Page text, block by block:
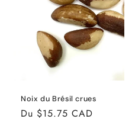
Noix du Brésil crues
Prix
Du $15.75 CAD